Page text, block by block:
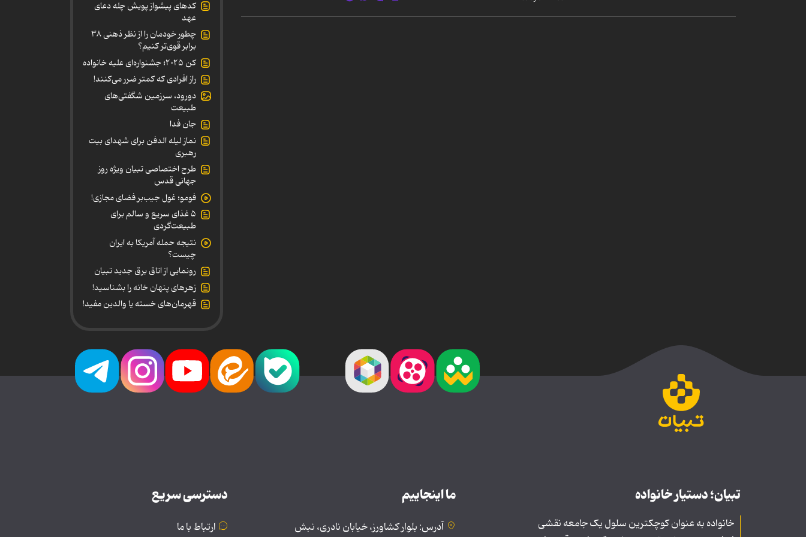
کدهای پیشواز پویش چله دعای
عهد
چطور خودمان را از نظر ذهنی ۳۸
برابر قوی‌تر کنیم؟
کن ۲۰۲۵؛ جشنواره‌ای علیه خانواده
راز افرادی که کمتر ضرر می‌کنند!
دورود، سرزمین شگفتی‌های
طبیعت
جان فدا
نماز لیله الدفن برای شهدای بیت
رهبری
طرح اختصاصی تبیان ویژه روز
جهانی قدس
فومو؛ غول جیب‌بر فضای مجازی!
۵ غذای سریع و سالم برای
طبیعت‌گردی
نتیجه حمله آمریکا به ایران
چیست؟
رونمایی از اتاق برق جدید تبیان
زهرهای پنهان خانه را بشناسید!
قهرمان‌های خسته یا والدین مفید!
تبیان؛ دستیار خانواده
خانواده به عنوان کوچکترین سلول یک جامعه نقشی
ما اینجاییم
آدرس: بلوار کشاورز، خیابان نادری، نبش
دسترسی سریع
ارتباط با ما